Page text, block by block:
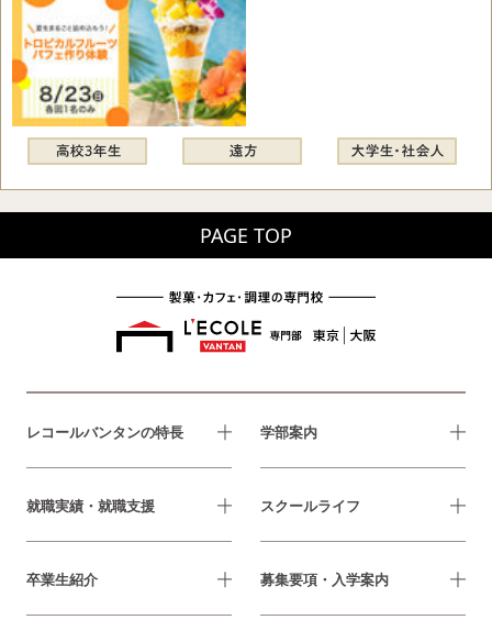
PAGE TOP
レコールバンタンの特長 学部案内
就職実績・就職支援 スクールライフ
卒業生紹介 募集要項・入学案内